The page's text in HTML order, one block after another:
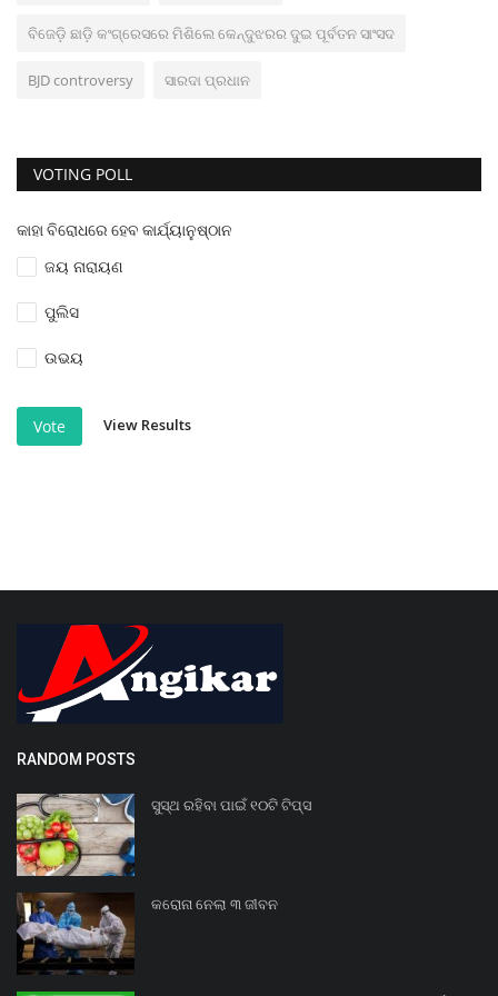
ବିଜେଡ଼ି ଛାଡ଼ି କଂଗ୍ରେସରେ ମିଶିଲେ କେନ୍ଦୁଝରର ଦୁଇ ପୂର୍ବତନ ସାଂସଦ
BJD controversy ସାରଦା ପ୍ରଧାନ
VOTING POLL
କାହା ବିରୋଧରେ ହେବ କାର୍ଯ୍ୟାନୁଷ୍ଠାନ
ଜୟ ନାରାୟଣ
ପୁଲିସ
ଉଭୟ
Vote View Results
RANDOM POSTS
ସୁସ୍ଥ ରହିବା ପାଇଁ ୧୦ଟି ଟିପ୍ସ
କରୋନା ନେଲା ୩ ଜୀବନ